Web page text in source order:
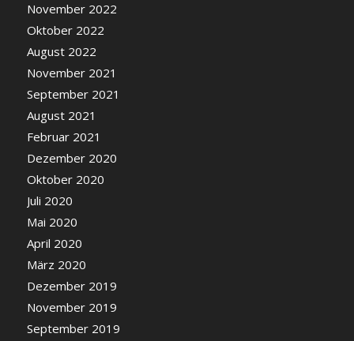
November 2022
Oktober 2022
August 2022
November 2021
September 2021
August 2021
Februar 2021
Dezember 2020
Oktober 2020
Juli 2020
Mai 2020
April 2020
März 2020
Dezember 2019
November 2019
September 2019